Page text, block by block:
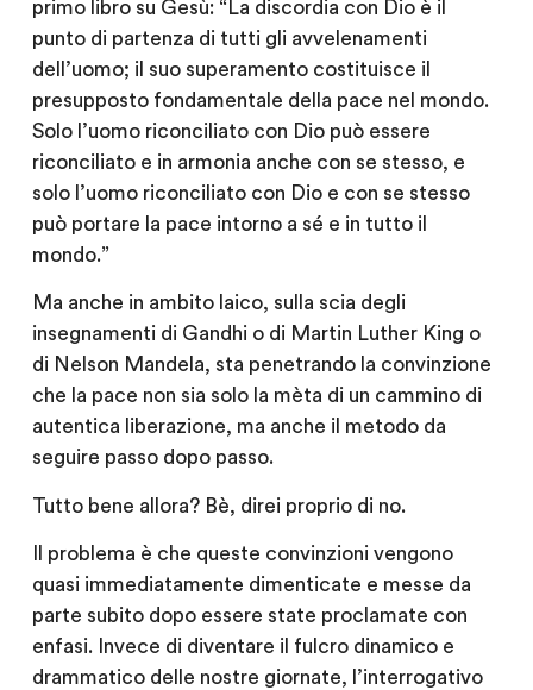
primo libro su Gesù: “La discordia con Dio è il
punto di partenza di tutti gli avvelenamenti
dell’uomo; il suo superamento costituisce il
presupposto fondamentale della pace nel mondo.
Solo l’uomo riconciliato con Dio può essere
riconciliato e in armonia anche con se stesso, e
solo l’uomo riconciliato con Dio e con se stesso
può portare la pace intorno a sé e in tutto il
mondo.”
Ma anche in ambito laico, sulla scia degli
insegnamenti di Gandhi o di Martin Luther King o
di Nelson Mandela, sta penetrando la convinzione
che la pace non sia solo la mèta di un cammino di
autentica liberazione, ma anche il metodo da
seguire passo dopo passo.
Tutto bene allora? Bè, direi proprio di no.
Il problema è che queste convinzioni vengono
quasi immediatamente dimenticate e messe da
parte subito dopo essere state proclamate con
enfasi. Invece di diventare il fulcro dinamico e
drammatico delle nostre giornate, l’interrogativo